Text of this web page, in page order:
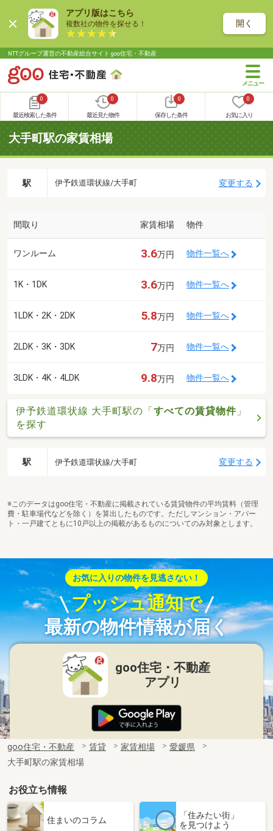
アプリ版はこちら
複数社の物件を探せる！ 開く
NTTグループ運営の不動産総合サイト goo住宅・不動産
0
最近検索した条件
0
最近見た物件
0
保存した条件
0
お気に入り
大手町駅の家賃相場
駅 伊予鉄道環状線/大手町 変更する
間取り 家賃相場 物件
ワンルーム 3.6万円 物件一覧へ
1K・1DK 3.6万円 物件一覧へ
1LDK・2K・2DK 5.8万円 物件一覧へ
2LDK・3K・3DK 7万円 物件一覧へ
3LDK・4K・4LDK 9.8万円 物件一覧へ
伊予鉄道環状線 大手町駅の「すべての賃貸物件 」
を探す
駅 伊予鉄道環状線/大手町 変更する
※このデータはgoo住宅・不動産に掲載されている賃貸物件の平均賃料（管理
費・駐車場代などを除く）を算出したものです。ただしマンション・アパー
ト・一戸建てともに10戸以上の掲載があるものについてのみ対象とします。
お気に入りの物件を見逃さない！
プッシュ通知で
最新の物件情報が届く
goo住宅・不動産
アプリ
goo住宅・不動産 賃貸 家賃相場
愛媛県
大手町駅の家賃相場
お役立ち情報
住まいのコラム
「住みたい街」
を見つけよう